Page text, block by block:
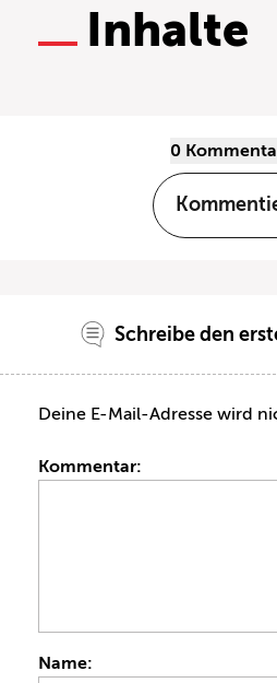
Inhalte
0
Schreibe den
Deine E-Mail-Adresse wird
Kommentar:
Name: